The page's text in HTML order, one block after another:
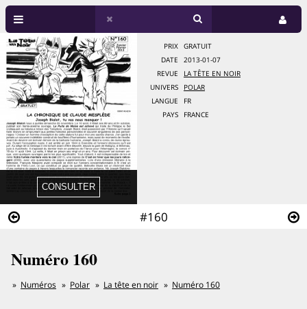
#160
PRIX
GRATUIT
DATE
2013-01-07
REVUE
LA TÊTE EN NOIR
UNIVERS
POLAR
LANGUE
FR
PAYS
FRANCE
Numéro 160
Numéros Polar La tête en noir Numéro 160